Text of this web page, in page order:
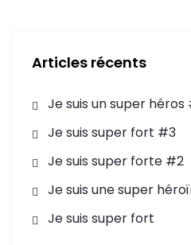
Articles récents
Je suis un super héros
Je suis super fort #3
Je suis super forte #2
Je suis une super
Je suis super fort